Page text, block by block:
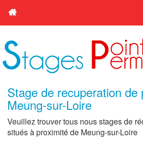
Stage de recuperation de
Meung-sur-Loire
Veuillez trouver tous nous stages de
situés à proximité de Meung-sur-Loire